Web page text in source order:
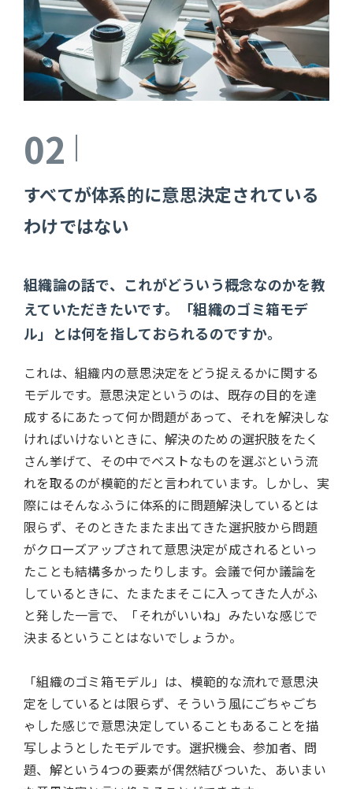
02
すべてが体系的に意思決定されている
わけではない
組織論の話で、これがどういう概念なのかを教
えていただきたいです。「組織のゴミ箱モデ
ル」とは何を指しておられるのですか。
これは、組織内の意思決定をどう捉えるかに関する
モデルです。意思決定というのは、既存の目的を達
成するにあたって何か問題があって、それを解決しな
ければいけないときに、解決のための選択肢をたく
さん挙げて、その中でベストなものを選ぶという流
れを取るのが模範的だと言われています。しかし、実
際にはそんなふうに体系的に問題解決しているとは
限らず、そのときたまたま出てきた選択肢から問題
がクローズアップされて意思決定が成されるといっ
たことも結構多かったりします。会議で何か議論を
しているときに、たまたまそこに入ってきた人がふ
と発した一言で、「それがいいね」みたいな感じで
決まるということはないでしょうか。
「組織のゴミ箱モデル」は、模範的な流れで意思決
定をしているとは限らず、そういう風にごちゃごち
ゃした感じで意思決定していることもあることを描
写しようとしたモデルです。選択機会、参加者、問
題、解という4つの要素が偶然結びついた、あいまい